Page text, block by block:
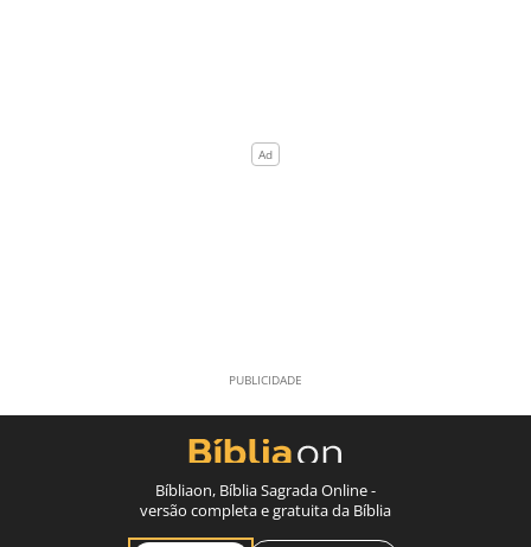
Bíbliaon, Bíblia Sagrada Online -
versão completa e gratuita da Bíblia